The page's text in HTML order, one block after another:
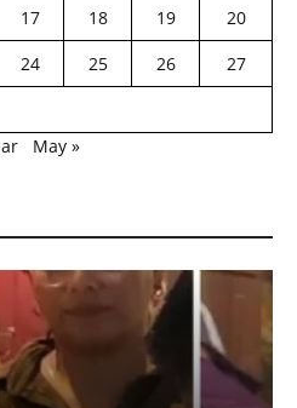
17 18 19
20
24 25 26
27
May »